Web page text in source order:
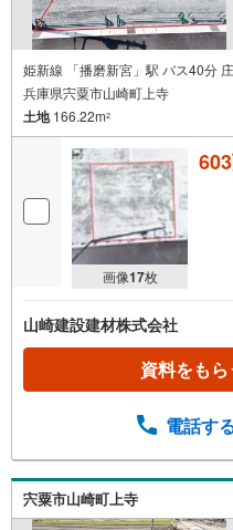
姫新線 「播磨新宮」駅 バス40分
兵庫県宍粟市山崎町上寺
土地166.22m2
画像17枚
山崎建設建材株式会社
資料をもら
電話す
宍粟市山崎町上寺